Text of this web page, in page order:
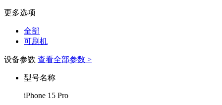
更多选项
全部
可刷机
设备参数 查看全部参数 >
型号名称
iPhone 15 Pro